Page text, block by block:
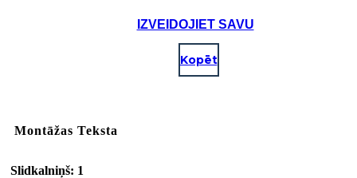
IZVEIDOJIET SAVU
Kopēt
Montāžas Teksta
Slidkalniņš: 1